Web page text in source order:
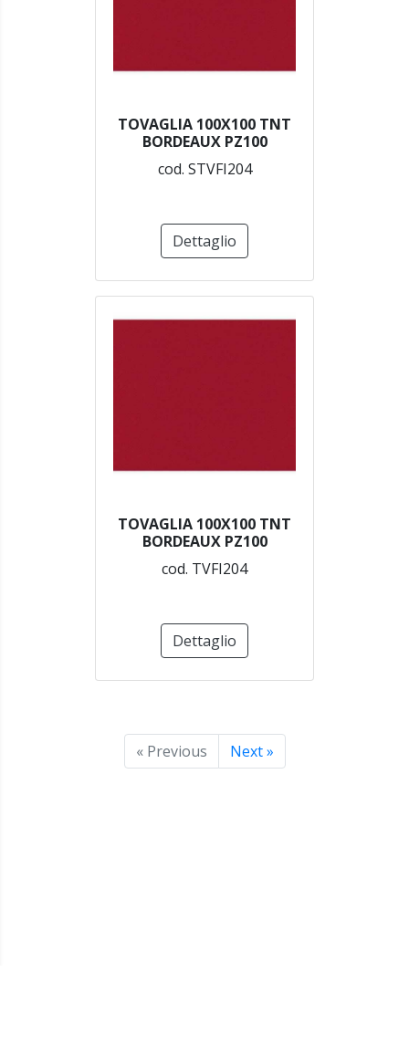
TOVAGLIA 100X100 TNT
BORDEAUX PZ100
cod. STVFI204
Dettaglio
TOVAGLIA 100X100 TNT
BORDEAUX PZ100
cod. TVFI204
Dettaglio
« Previous Next »